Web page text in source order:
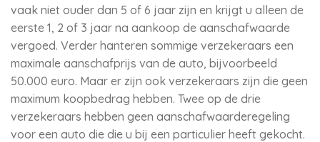
vaak niet ouder dan 5 of 6 jaar zijn en krijgt u alleen de
eerste 1, 2 of 3 jaar na aankoop de aanschafwaarde
vergoed. Verder hanteren sommige verzekeraars een
maximale aanschafprijs van de auto, bijvoorbeeld
50.000 euro. Maar er zijn ook verzekeraars zijn die geen
maximum koopbedrag hebben. Twee op de drie
verzekeraars hebben geen aanschafwaarderegeling
voor een auto die die u bij een particulier heeft gekocht.